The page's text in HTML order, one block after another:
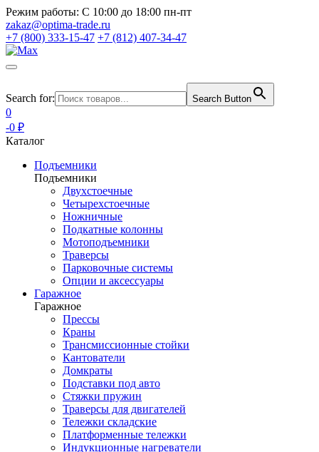
Режим работы: С 10:00 до 18:00 пн-пт
zakaz@optima-trade.ru
+7 (800) 333-15-47 +7 (812) 407-34-47
Search for: Search Button
0
-0 ₽
Каталог
Подъемники
Подъемники
Двухстоечные
Четырехстоечные
Ножничные
Подкатные колонны
Мотоподъемники
Траверсы
Парковочные системы
Опции и аксессуары
Гаражное
Гаражное
Прессы
Краны
Трансмиссионные стойки
Кантователи
Домкраты
Подставки под авто
Стяжки пружин
Траверсы для двигателей
Тележки складские
Платформенные тележки
Индукционные нагреватели